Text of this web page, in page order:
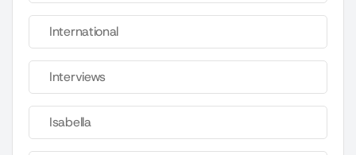
International
Interviews
Isabella